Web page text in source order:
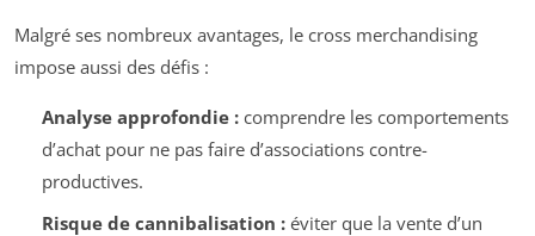
Malgré ses nombreux avantages, le cross merchandising
impose aussi des défis :
Analyse approfondie :comprendre les comportements
d’achat pour ne pas faire d’associations contre-
productives.
Risque de cannibalisation :éviter que la vente d’un